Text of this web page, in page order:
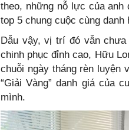
theo, những nỗ lực của
top 5 chung cuộc cùng danh
Dẫu vậy, vị trí đó vẫn
chinh phục đỉnh cao, Hữu
chuỗi ngày tháng rèn luyện
“Giải Vàng” danh giá của
mình.